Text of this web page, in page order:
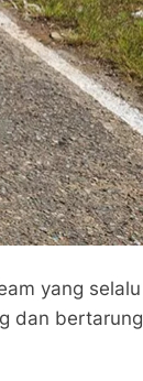
yang selalu
dan bertarung